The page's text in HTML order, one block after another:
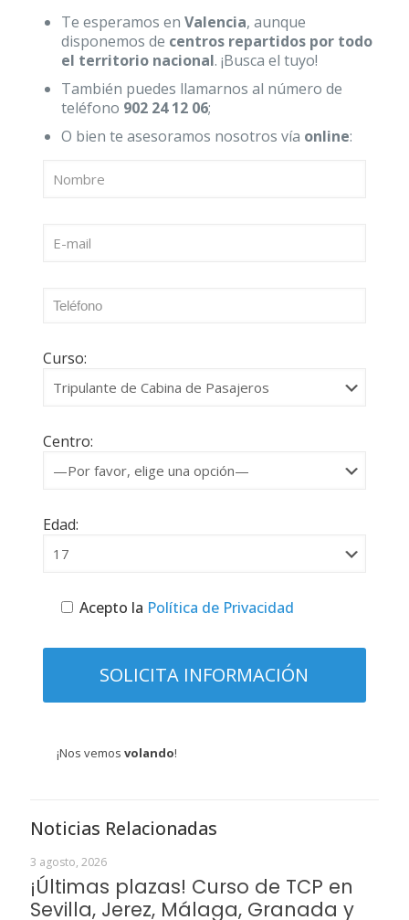
Te esperamos en Valencia, aunque
disponemos de centros repartidos por todo
el territorio nacional. ¡Busca el tuyo!
También puedes llamarnos al número de
teléfono 902 24 12 06;
O bien te asesoramos nosotros vía online:
Curso:
Centro:
Edad:
Acepto la Política de Privacidad
¡Nos vemos volando!
Noticias Relacionadas
3 agosto, 2026
¡Últimas plazas! Curso de TCP en
Sevilla, Jerez, Málaga, Granada y